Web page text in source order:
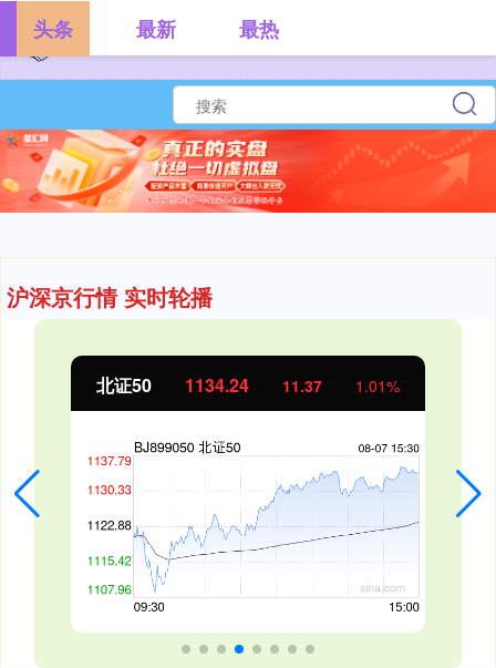
沪深京行情 实时轮播
北证50 1134.24 11.37 1.01%
头条 最新 最热